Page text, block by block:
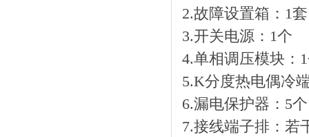
2.故障设置箱：1套
3.开关电源：1个
4.单相调压模块：
5.K分度热电偶冷
6.漏电保护器：5个
7.接线端子排：若